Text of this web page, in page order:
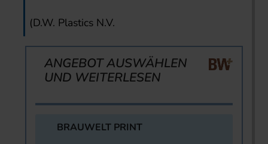
(D.W. Plastics N.V.
ANGEBOT AUSWÄHLEN
UND WEITERLESEN
BRAUWELT PRINT